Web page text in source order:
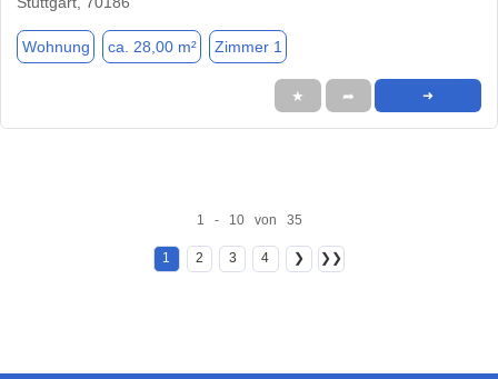
Wohnung ca. 28,00 m² Zimmer 1
★ ➦ ➜
1 - 10 von 35
1 2 3 4 ❯ ❯❯